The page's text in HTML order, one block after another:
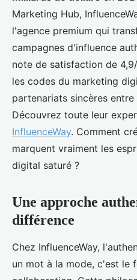
Marketing Hub,
l'agence premium qui
campagnes d'influence
note de satisfaction de
les codes du marketing
partenariats sincères
Découvrez toute leur
InfluenceWay. Comment
marquent vraiment les
digital saturé ?
Une approche
différence
Chez InfluenceWay,
un mot à la mode, c'est le